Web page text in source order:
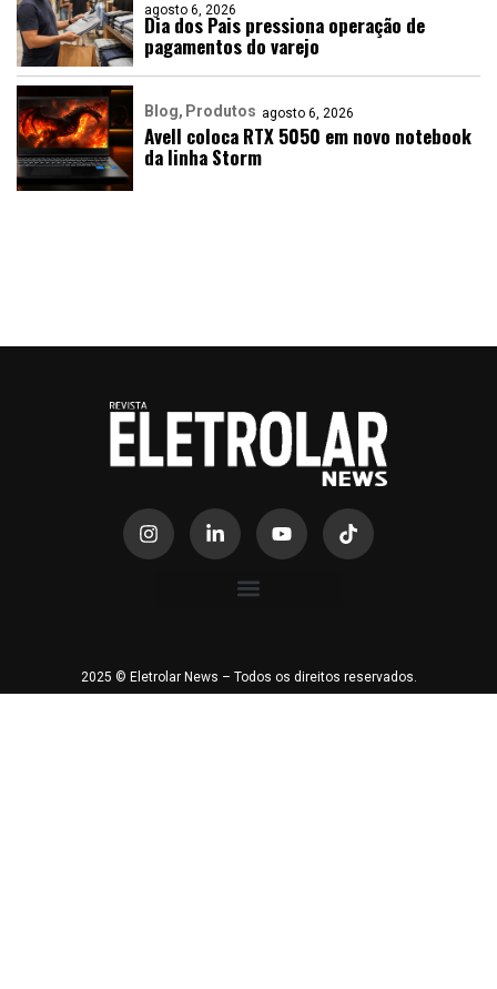
agosto 6, 2026
Dia dos Pais pressiona operação de
pagamentos do varejo
Blog Produtos agosto 6, 2026
Avell coloca RTX 5050 em novo notebook
da linha Storm
2025 © Eletrolar News – Todos os direitos reservados.